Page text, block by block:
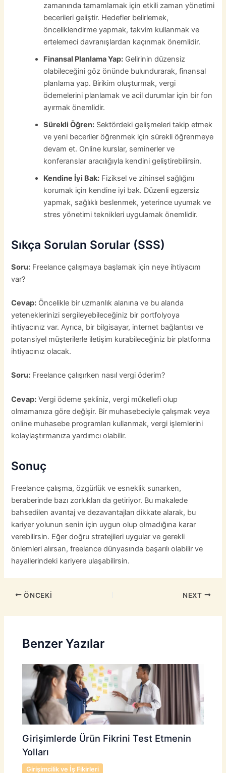
zamanında tamamlamak için etkili zaman yönetimi
becerileri geliştir. Hedefler belirlemek,
önceliklendirme yapmak, takvim kullanmak ve
ertelemeci davranışlardan kaçınmak önemlidir.
Finansal Planlama Yap: Gelirinin düzensiz
olabileceğini göz önünde bulundurarak, finansal
planlama yap. Birikim oluşturmak, vergi
ödemelerini planlamak ve acil durumlar için bir fon
ayırmak önemlidir.
Sürekli Öğren: Sektördeki gelişmeleri takip etmek
ve yeni beceriler öğrenmek için sürekli öğrenmeye
devam et. Online kurslar, seminerler ve
konferanslar aracılığıyla kendini geliştirebilirsin.
Kendine İyi Bak: Fiziksel ve zihinsel sağlığını
korumak için kendine iyi bak. Düzenli egzersiz
yapmak, sağlıklı beslenmek, yeterince uyumak ve
stres yönetimi teknikleri uygulamak önemlidir.
Sıkça Sorulan Sorular (SSS)
Soru: Freelance çalışmaya başlamak için neye ihtiyacım
var?
Cevap: Öncelikle bir uzmanlık alanına ve bu alanda
yeteneklerinizi sergileyebileceğiniz bir portfolyoya
ihtiyacınız var. Ayrıca, bir bilgisayar, internet bağlantısı ve
potansiyel müşterilerle iletişim kurabileceğiniz bir platforma
ihtiyacınız olacak.
Soru: Freelance çalışırken nasıl vergi öderim?
Cevap: Vergi ödeme şekliniz, vergi mükellefi olup
olmamanıza göre değişir. Bir muhasebeciyle çalışmak veya
online muhasebe programları kullanmak, vergi işlemlerini
kolaylaştırmanıza yardımcı olabilir.
Sonuç
Freelance çalışma, özgürlük ve esneklik sunarken,
beraberinde bazı zorlukları da getiriyor. Bu makalede
bahsedilen avantaj ve dezavantajları dikkate alarak, bu
kariyer yolunun senin için uygun olup olmadığına karar
verebilirsin. Eğer doğru stratejileri uygular ve gerekli
önlemleri alırsan, freelance dünyasında başarılı olabilir ve
hayallerindeki kariyere ulaşabilirsin.
ÖNCEKI NEXT
Benzer Yazılar
Girişimlerde Ürün Fikrini Test Etmenin
Yolları
Girişimcilik ve İş Fikirleri